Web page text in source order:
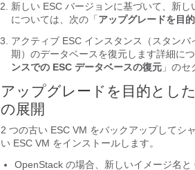
新しい ESC バージョンに基づいて、新
については、次の「 アップグレードを目
アクティブ ESC インスタンス（スタン
期）のデータベースを復元します詳細に
ンスでの ESC データベースの復元 」のセ
アップグレードを目的とし
の展開
2 つの古い ESC VM をバックアップしてシ
い ESC VM をインストールします。
OpenStack の場合、新しいイメージ名